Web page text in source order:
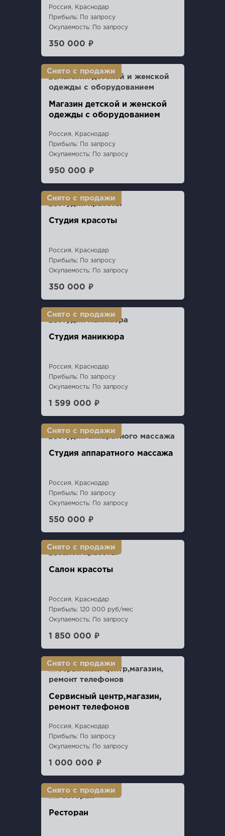
Россия, Краснодар
Прибыль: По запросу
Окупаемость: По запросу
350 000 ₽
Магазин детской и женской
одежды с оборудованием
Россия, Краснодар
Прибыль: По запросу
Окупаемость: По запросу
950 000 ₽
Студия красоты
Россия, Краснодар
Прибыль: По запросу
Окупаемость: По запросу
350 000 ₽
Студия маникюра
Россия, Краснодар
Прибыль: По запросу
Окупаемость: По запросу
1 599 000 ₽
Студия аппаратного массажа
Россия, Краснодар
Прибыль: По запросу
Окупаемость: По запросу
550 000 ₽
Салон красоты
Россия, Краснодар
Прибыль: 120 000 руб/мес
Окупаемость: По запросу
1 850 000 ₽
Сервисный центр,магазин,
ремонт телефонов
Россия, Краснодар
Прибыль: По запросу
Окупаемость: По запросу
1 000 000 ₽
Ресторан